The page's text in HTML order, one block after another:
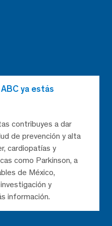
ya estás
contribuyes a dar
de prevención y alta
cardiopatías y
como Parkinson, a
de México,
y
información.